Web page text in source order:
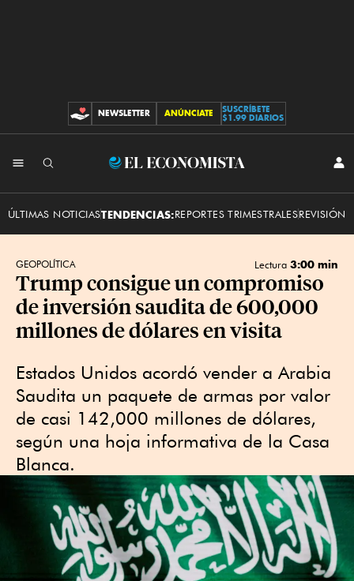
CONTRIBUCIONES
NEWSLETTER ANÚNCIATE
SUSCRÍBETE
$1.99 DIARIOS
El
ÚLTIMAS NOTICIASTENDENCIAS:REPORTES TRIMESTRALESREVISIÓN
GEOPOLÍTICA Lectura 3:00 min
Trump consigue un compromiso
de inversión saudita de 600,000
millones de dólares en visita
Estados Unidos acordó vender a Arabia
Saudita un paquete de armas por valor
de casi 142,000 millones de dólares,
según una hoja informativa de la Casa
Blanca.